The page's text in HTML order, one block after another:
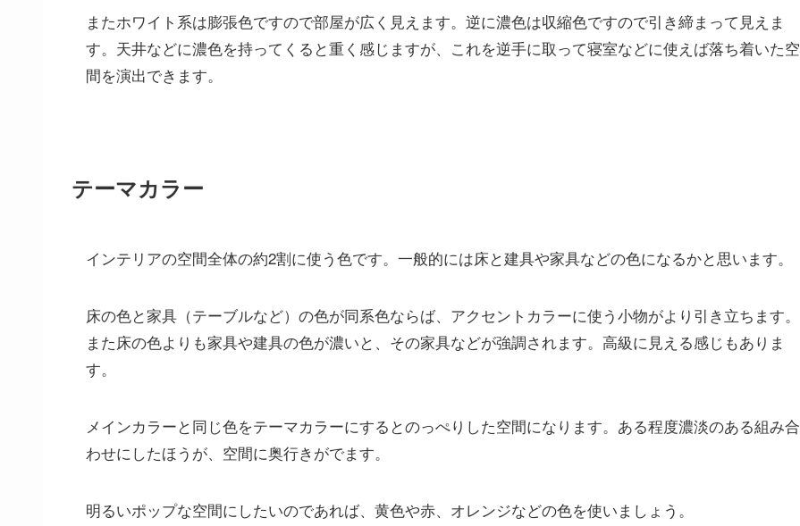
またホワイト系は膨張色ですので部屋が広く見えます。逆に濃色は収縮色ですので引き締まって見えま
す。天井などに濃色を持ってくると重く感じますが、これを逆手に取って寝室などに使えば落ち着いた空
間を演出できます。
テーマカラー
インテリアの空間全体の約2割に使う色です。一般的には床と建具や家具などの色になるかと思います。
床の色と家具（テーブルなど）の色が同系色ならば、アクセントカラーに使う小物がより引き立ちます。
また床の色よりも家具や建具の色が濃いと、その家具などが強調されます。高級に見える感じもありま
す。
メインカラーと同じ色をテーマカラーにするとのっぺりした空間になります。ある程度濃淡のある組み合
わせにしたほうが、空間に奥行きがでます。
明るいポップな空間にしたいのであれば、黄色や赤、オレンジなどの色を使いましょう。